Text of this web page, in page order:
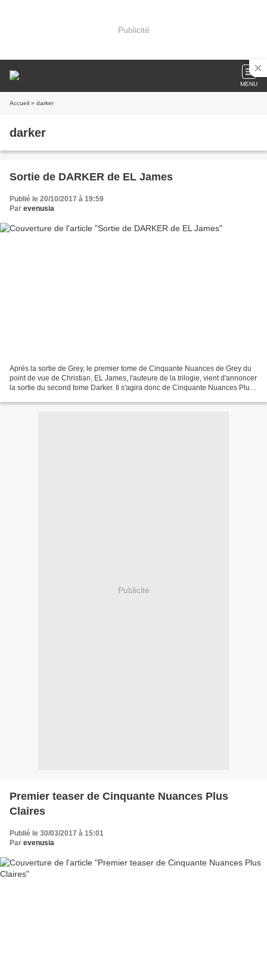
Publicité
MENU
Accueil » darker
darker
Sortie de DARKER de EL James
Publié le 20/10/2017 à 19:59
Par evenusia
Après la sortie de Grey, le premier tome de Cinquante Nuances de Grey du
point de vue de Christian, EL James, l'auteure de la trilogie, vient d'annoncer
la sortie du second tome Darker. Il s'agira donc de Cinquante Nuances Plus
Publicité
Premier teaser de Cinquante Nuances Plus
Claires
Publié le 30/03/2017 à 15:01
Par evenusia